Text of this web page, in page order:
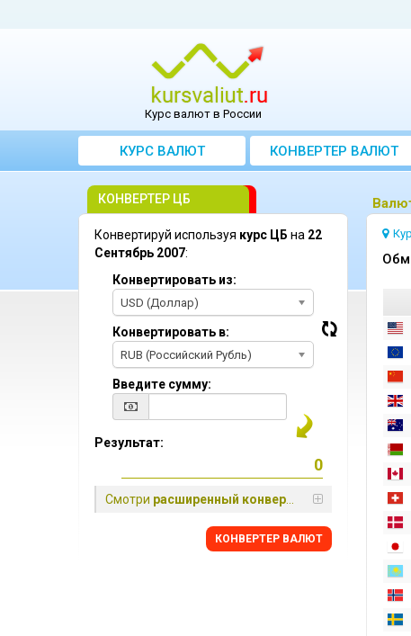
Курс валют в России
КУРС ВАЛЮТ КОНВЕРТЕР ВАЛЮТ
КОНВЕРТЕР ЦБ
Конвертируй используя курс ЦБ на 22
Сентябрь 2007:
Конвертировать из:
USD (Доллар)
Конвертировать в:
RUB (Российский Рубль)
Введите сумму:
Результат:
Смотри расширенный конвертер
КОНВЕРТЕР ВАЛЮТ